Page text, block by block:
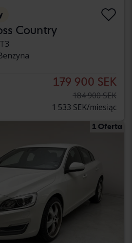
Country
179 900 SEK
184 900 SEK
1 533 SEK/miesiąc
1 Oferta